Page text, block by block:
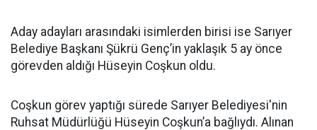
Aday adayları arasındaki isimlerden birisi ise Sarıyer
Belediye Başkanı Şükrü Genç’in yaklaşık 5 ay önce
görevden aldığı Hüseyin Coşkun oldu.
Coşkun görev yaptığı sürede Sarıyer Belediyesi'nin
Ruhsat Müdürlüğü Hüseyin Coşkun’a bağlıydı. Alınan